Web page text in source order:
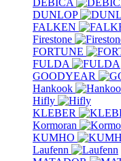
DEBICA
DUNLOP
FALKEN
Firestone
FORTUNE
FULDA
GOODYEAR
Hankook
Hifly
KLEBER
Kormoran
KUMHO
Laufenn